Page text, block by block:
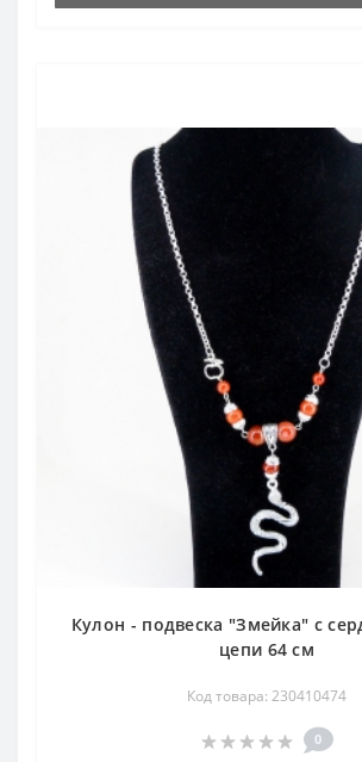
Кулон - подвеска "Змейка" с
цепи 64 см
Код товара: 230410474
0